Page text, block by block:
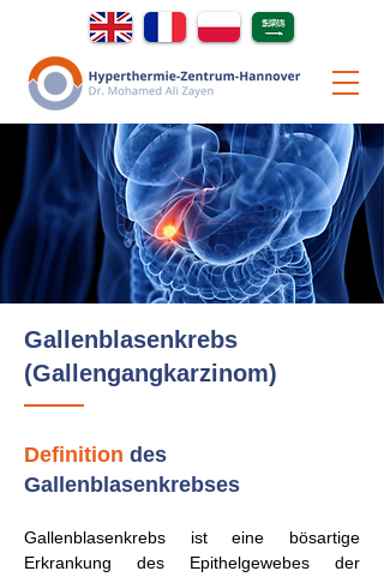
Gallenblasenkrebs
(Gallengangkarzinom)
Definition des
Gallenblasenkrebses
Gallenblasenkrebs ist eine bösartige
Erkrankung des Epithelgewebes der